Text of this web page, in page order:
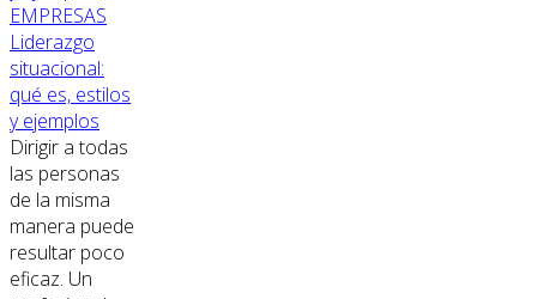
EMPRESAS
Liderazgo
situacional:
qué es, estilos
y ejemplos
Dirigir a todas
las personas
de la misma
manera puede
resultar poco
eficaz. Un